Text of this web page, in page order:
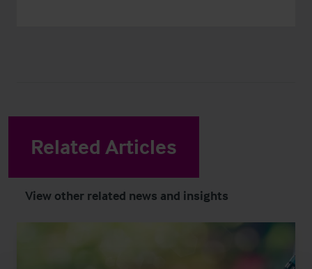
Related Articles
View other related news and insights